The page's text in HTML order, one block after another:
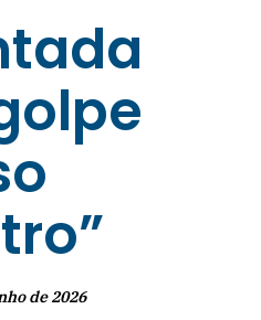
de 2026